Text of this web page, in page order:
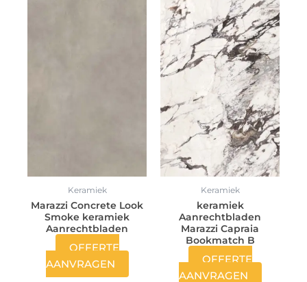
Keramiek
Marazzi Concrete Look
Smoke keramiek
Aanrechtbladen
OFFERTE
AANVRAGEN
Keramiek
keramiek
Aanrechtbladen
Marazzi Capraia
Bookmatch B
OFFERTE
AANVRAGEN